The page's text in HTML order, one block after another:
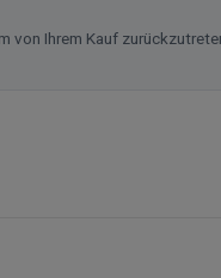
von Ihrem Kauf